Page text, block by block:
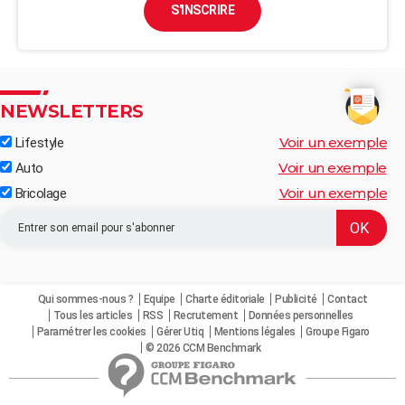
S'INSCRIRE
NEWSLETTERS
Lifestyle Voir un exemple
Auto Voir un exemple
Bricolage Voir un exemple
Qui sommes-nous ? Equipe Charte éditoriale Publicité
Contact
Tous les articles
RSS Recrutement
Données personnelles
Paramétrer les cookies
Gérer Utiq Mentions légales
Groupe Figaro
© 2026 CCM Benchmark